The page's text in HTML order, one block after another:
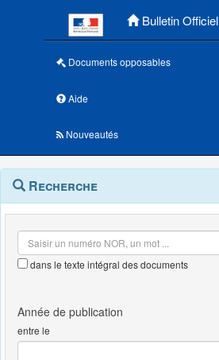
Bulletin Officiel
Documents opposables
Aide
Nouveautés
Navigation
outils
Menu
contextuel
Recherche
dans le texte intégral des documents
entre le